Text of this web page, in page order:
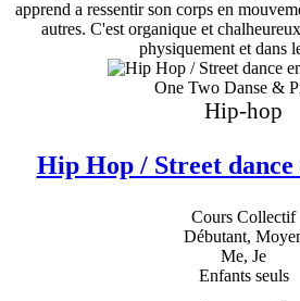
apprend a ressentir son corps en
autres. C'est organique et
physiquement et dans
One Two Danse &
Hip-hop
Hip Hop / Street dance
Cours Collectif
Débutant,
Me, Je
Enfants seuls